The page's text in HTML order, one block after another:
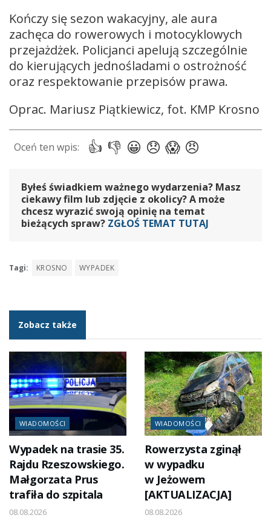
Kończy się sezon wakacyjny, ale aura
zachęca do rowerowych i motocyklowych
przejażdżek. Policjanci apelują szczególnie
do kierujących jednośladami o ostrożność
oraz respektowanie przepisów prawa.
Oprac. Mariusz Piątkiewicz, fot. KMP Krosno
Byłeś świadkiem ważnego wydarzenia? Masz
ciekawy film lub zdjęcie z okolicy? A może
chcesz wyrazić swoją opinię na temat
bieżących spraw? ZGŁOŚ TEMAT TUTAJ
Tagi: KROSNO WYPADEK
Zobacz także
WIADOMOŚCI
Wypadek na trasie 35.
Rajdu Rzeszowskiego.
Małgorzata Prus
trafiła do szpitala
08.08.2026
WIADOMOŚCI
Rowerzysta zginął
w wypadku
w Jeżowem
[AKTUALIZACJA]
08.08.2026